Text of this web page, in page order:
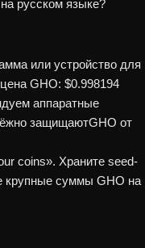
русском языке?
или устройство для
GHO: $0.998194
аппаратные
защищаютGHO от
coins». Храните seed-
крупные суммы GHO на